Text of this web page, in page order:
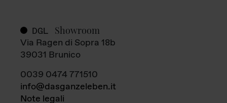
DGL Showroom
Via Ragen di Sopra 18b
39031 Brunico
0039 0474 771510
info@dasganzeleben.it
Note legali